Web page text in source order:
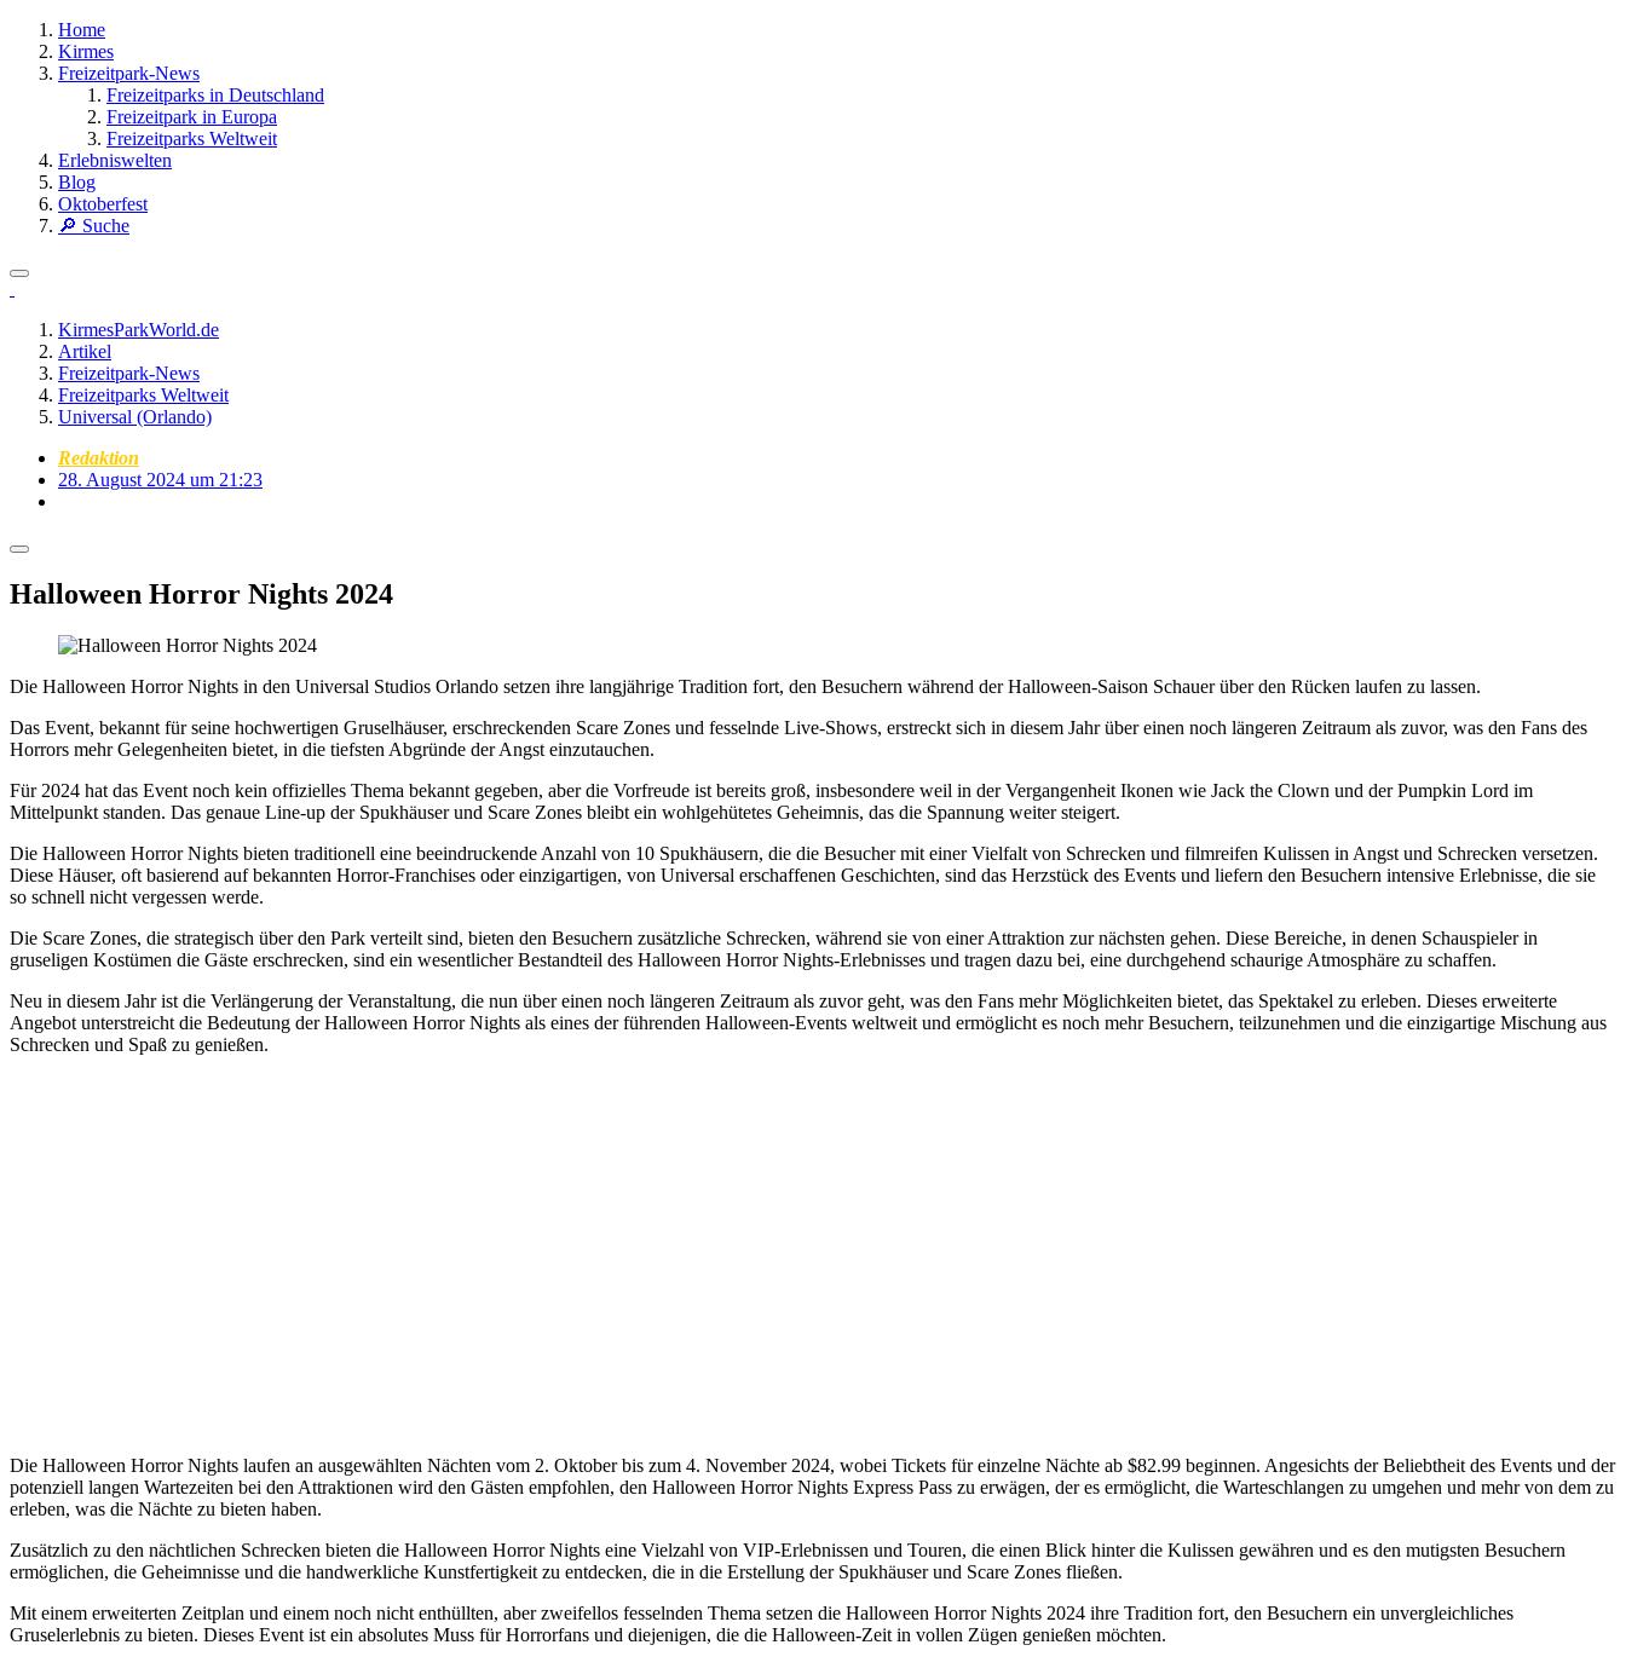
Home
Kirmes
Freizeitpark-News
Freizeitparks in Deutschland
Freizeitpark in Europa
Freizeitparks Weltweit
Erlebniswelten
Blog
Oktoberfest
🔎 Suche
KirmesParkWorld.de
Artikel
Freizeitpark-News
Freizeitparks Weltweit
Universal (Orlando)
Redaktion
28. August 2024 um 21:23
Halloween Horror Nights 2024
Die Halloween Horror Nights in den Universal Studios Orlando setzen ihre langjährige Tradition fort, den Besuchern während der Halloween-Saison Schauer über den Rücken laufen zu lassen.
Das Event, bekannt für seine hochwertigen Gruselhäuser, erschreckenden Scare Zones und fesselnde Live-Shows, erstreckt sich in diesem Jahr über einen noch längeren Zeitraum als zuvor, was den Fans des
Horrors mehr Gelegenheiten bietet, in die tiefsten Abgründe der Angst einzutauchen.
Für 2024 hat das Event noch kein offizielles Thema bekannt gegeben, aber die Vorfreude ist bereits groß, insbesondere weil in der Vergangenheit Ikonen wie Jack the Clown und der Pumpkin Lord im
Mittelpunkt standen. Das genaue Line-up der Spukhäuser und Scare Zones bleibt ein wohlgehütetes Geheimnis, das die Spannung weiter steigert.
Die Halloween Horror Nights bieten traditionell eine beeindruckende Anzahl von 10 Spukhäusern, die die Besucher mit einer Vielfalt von Schrecken und filmreifen Kulissen in Angst und Schrecken versetzen.
Diese Häuser, oft basierend auf bekannten Horror-Franchises oder einzigartigen, von Universal erschaffenen Geschichten, sind das Herzstück des Events und liefern den Besuchern intensive Erlebnisse, die sie
so schnell nicht vergessen werde.
Die Scare Zones, die strategisch über den Park verteilt sind, bieten den Besuchern zusätzliche Schrecken, während sie von einer Attraktion zur nächsten gehen. Diese Bereiche, in denen Schauspieler in
gruseligen Kostümen die Gäste erschrecken, sind ein wesentlicher Bestandteil des Halloween Horror Nights-Erlebnisses und tragen dazu bei, eine durchgehend schaurige Atmosphäre zu schaffen.
Neu in diesem Jahr ist die Verlängerung der Veranstaltung, die nun über einen noch längeren Zeitraum als zuvor geht, was den Fans mehr Möglichkeiten bietet, das Spektakel zu erleben. Dieses erweiterte
Angebot unterstreicht die Bedeutung der Halloween Horror Nights als eines der führenden Halloween-Events weltweit und ermöglicht es noch mehr Besuchern, teilzunehmen und die einzigartige Mischung aus
Schrecken und Spaß zu genießen.
Die Halloween Horror Nights laufen an ausgewählten Nächten vom 2. Oktober bis zum 4. November 2024, wobei Tickets für einzelne Nächte ab $82.99 beginnen. Angesichts der Beliebtheit des Events und der
potenziell langen Wartezeiten bei den Attraktionen wird den Gästen empfohlen, den Halloween Horror Nights Express Pass zu erwägen, der es ermöglicht, die Warteschlangen zu umgehen und mehr von dem zu
erleben, was die Nächte zu bieten haben.
Zusätzlich zu den nächtlichen Schrecken bieten die Halloween Horror Nights eine Vielzahl von VIP-Erlebnissen und Touren, die einen Blick hinter die Kulissen gewähren und es den mutigsten Besuchern
ermöglichen, die Geheimnisse und die handwerkliche Kunstfertigkeit zu entdecken, die in die Erstellung der Spukhäuser und Scare Zones fließen.
Mit einem erweiterten Zeitplan und einem noch nicht enthüllten, aber zweifellos fesselnden Thema setzen die Halloween Horror Nights 2024 ihre Tradition fort, den Besuchern ein unvergleichliches
Gruselerlebnis zu bieten. Dieses Event ist ein absolutes Muss für Horrorfans und diejenigen, die die Halloween-Zeit in vollen Zügen genießen möchten.